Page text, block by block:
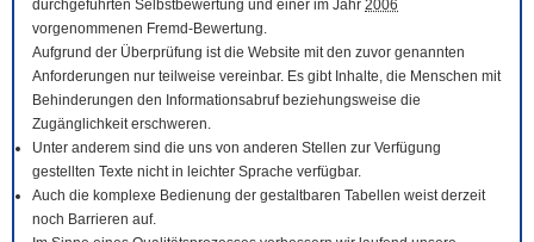
durchgeführten Selbstbewertung und einer im Jahr 2006
vorgenommenen Fremd-Bewertung.
Aufgrund der Überprüfung ist die Website mit den zuvor genannten
Anforderungen nur teilweise vereinbar. Es gibt Inhalte, die Menschen mit
Behinderungen den Informationsabruf beziehungsweise die
Zugänglichkeit erschweren.
Unter anderem sind die uns von anderen Stellen zur Verfügung
gestellten Texte nicht in leichter Sprache verfügbar.
Auch die komplexe Bedienung der gestaltbaren Tabellen weist derzeit
noch Barrieren auf.